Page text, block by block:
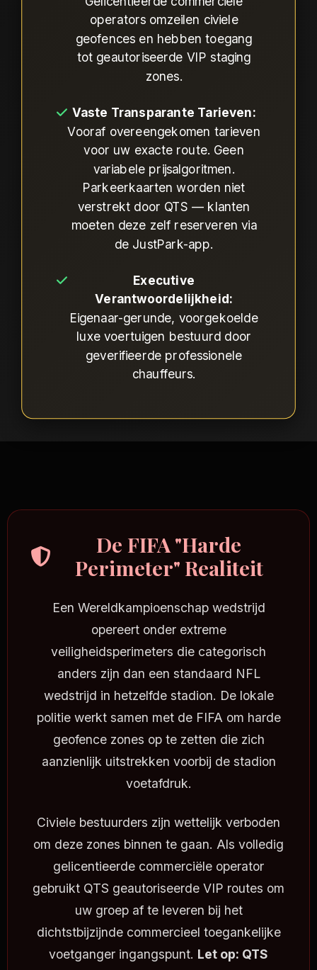
operators omzeilen civiele
geofences en hebben toegang
tot geautoriseerde VIP staging
zones.
Vaste Transparante Tarieven:
Vooraf overeengekomen tarieven
voor uw exacte route. Geen
variabele prijsalgoritmen.
Parkeerkaarten worden niet
verstrekt door QTS — klanten
moeten deze zelf reserveren via
de JustPark-app.
Executive
Verantwoordelijkheid:
Eigenaar-gerunde, voorgekoelde
luxe voertuigen bestuurd door
geverifieerde professionele
chauffeurs.
De FIFA "Harde
Perimeter" Realiteit
Een Wereldkampioenschap wedstrijd
opereert onder extreme
veiligheidsperimeters die categorisch
anders zijn dan een standaard NFL
wedstrijd in hetzelfde stadion. De lokale
politie werkt samen met de FIFA om harde
geofence zones op te zetten die zich
aanzienlijk uitstrekken voorbij de stadion
voetafdruk.
Civiele bestuurders zijn wettelijk verboden
om deze zones binnen te gaan. Als volledig
gelicentieerde commerciële operator
gebruikt QTS geautoriseerde VIP routes om
uw groep af te leveren bij het
dichtstbijzijnde commercieel toegankelijke
voetganger ingangspunt. Let op: QTS